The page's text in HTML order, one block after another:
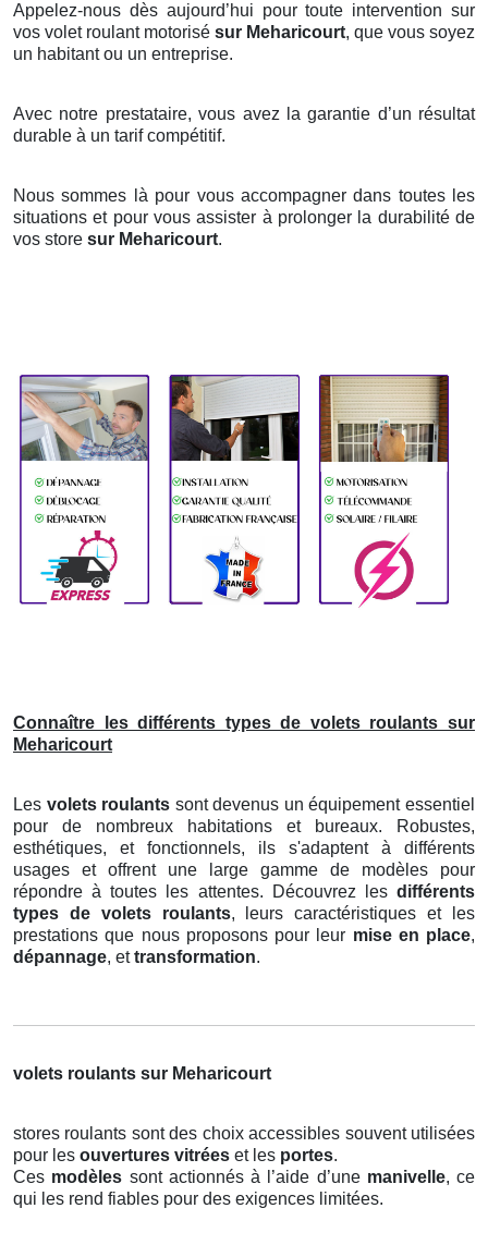
Appelez-nous dès aujourd’hui pour toute intervention sur
vos volet roulant motorisé sur Meharicourt, que vous soyez
un habitant ou un entreprise.
Avec notre prestataire, vous avez la garantie d’un résultat
durable à un tarif compétitif.
Nous sommes là pour vous accompagner dans toutes les
situations et pour vous assister à prolonger la durabilité de
vos store sur Meharicourt.
Connaître les différents types de volets roulants sur
Meharicourt
Les volets roulants sont devenus un équipement essentiel
pour de nombreux habitations et bureaux. Robustes,
esthétiques, et fonctionnels, ils s'adaptent à différents
usages et offrent une large gamme de modèles pour
répondre à toutes les attentes. Découvrez les différents
types de volets roulants, leurs caractéristiques et les
prestations que nous proposons pour leur mise en place,
dépannage, ettransformation.
volets roulants sur Meharicourt
stores roulants sont des choix accessibles souvent utilisées
pour les ouvertures vitrées et les portes.
Ces modèles sont actionnés à l’aide d’une manivelle, ce
qui les rend fiables pour des exigences limitées.